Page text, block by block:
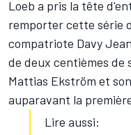
Loeb a pris la tête
remporter cette série
compatriote Davy
de deux centièmes de
Mattias Ekström et
auparavant la
Lire aussi: